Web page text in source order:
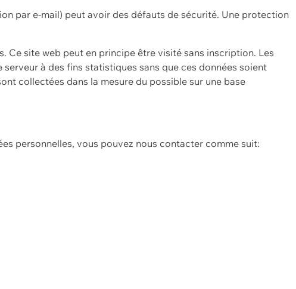
par e-mail) peut avoir des défauts de sécurité. Une protection
site web peut en principe être visité sans inscription. Les
à des fins statistiques sans que ces données soient
collectées dans la mesure du possible sur une base
personnelles, vous pouvez nous contacter comme suit: